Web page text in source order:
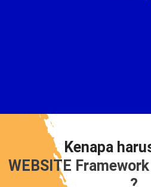
Kenapa
WEBSITE